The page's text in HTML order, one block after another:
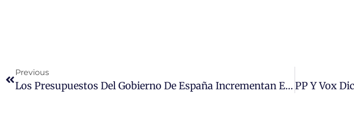
Previous
Los Presupuestos Del Gobierno De España Incrementan En Más De Un 21% La Inversión Para Salamanca Y Benefician A La Mayoría Social En La Provincia